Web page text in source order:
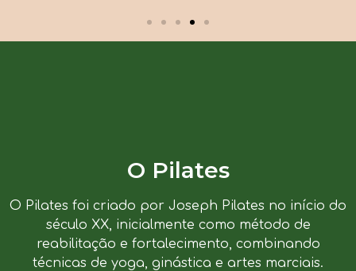
O Pilates
O Pilates foi criado por Joseph Pilates no início do
século XX, inicialmente como método de
reabilitação e fortalecimento, combinando
técnicas de yoga, ginástica e artes marciais.